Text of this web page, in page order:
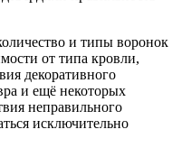
и типы воронок
от типа кровли,
декоративного
и ещё некоторых
неправильного
исключительно